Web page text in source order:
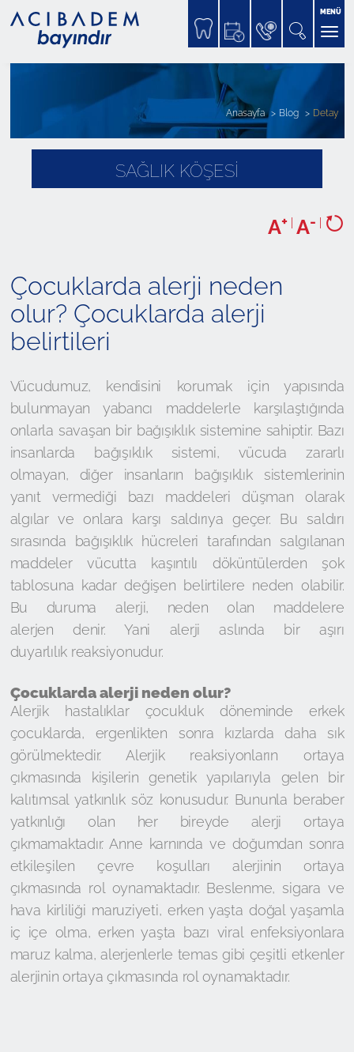
MENÜ
SAĞLIK KÖŞESİ
Anasayfa Blog Detay
A+ | A- |
Çocuklarda alerji neden
olur? Çocuklarda alerji
belirtileri
Vücudumuz, kendisini korumak için yapısında
bulunmayan yabancı maddelerle karşılaştığında
onlarla savaşan bir bağışıklık sistemine sahiptir. Bazı
insanlarda bağışıklık sistemi, vücuda zararlı
olmayan, diğer insanların bağışıklık sistemlerinin
yanıt vermediği bazı maddeleri düşman olarak
algılar ve onlara karşı saldırıya geçer. Bu saldırı
sırasında bağışıklık hücreleri tarafından salgılanan
maddeler vücutta kaşıntılı döküntülerden şok
tablosuna kadar değişen belirtilere neden olabilir.
Bu duruma alerji, neden olan maddelere
alerjen denir. Yani alerji aslında bir aşırı
duyarlılık reaksiyonudur.
Çocuklarda alerji neden olur?
Alerjik hastalıklar çocukluk döneminde erkek
çocuklarda, ergenlikten sonra kızlarda daha sık
görülmektedir. Alerjik reaksiyonların ortaya
çıkmasında kişilerin genetik yapılarıyla gelen bir
kalıtımsal yatkınlık söz konusudur. Bununla beraber
yatkınlığı olan her bireyde alerji ortaya
çıkmamaktadır. Anne karnında ve doğumdan sonra
etkileşilen çevre koşulları alerjinin ortaya
çıkmasında rol oynamaktadır. Beslenme, sigara ve
hava kirliliği maruziyeti, erken yaşta doğal yaşamla
iç içe olma, erken yaşta bazı viral enfeksiyonlara
maruz kalma, alerjenlerle temas gibi çeşitli etkenler
alerjinin ortaya çıkmasında rol oynamaktadır.